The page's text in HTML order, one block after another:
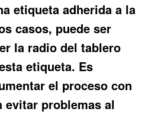
etiqueta adherida a la
casos, puede ser
la radio del tablero
etiqueta. Es
el proceso con
evitar problemas al